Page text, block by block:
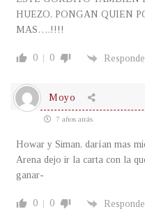
HUEZO, PONGAN QUIEN
MAS….!!!!
0 0
Moyo
7 años atrás
Howar y Siman, darían mas
Arena dejo ir la carta con la
ganar-
0 0